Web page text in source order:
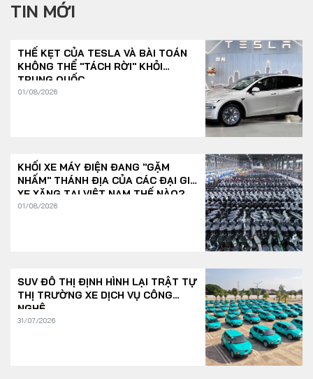
TIN MỚI
THẾ KẸT CỦA TESLA VÀ BÀI TOÁN
KHÔNG THỂ "TÁCH RỜI" KHỎI
TRUNG QUỐC
01/08/2026
KHỐI XE MÁY ĐIỆN ĐANG "GẶM
NHẤM" THÁNH ĐỊA CỦA CÁC ĐẠI GIA
XE XĂNG TẠI VIỆT NAM THẾ NÀO?
01/08/2026
SUV ĐÔ THỊ ĐỊNH HÌNH LẠI TRẬT TỰ
THỊ TRƯỜNG XE DỊCH VỤ CÔNG
NGHỆ
31/07/2026